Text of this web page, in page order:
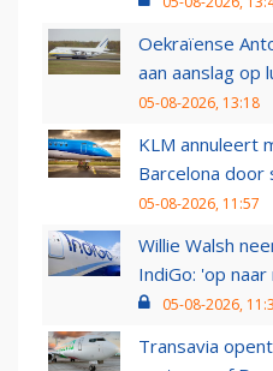
Oekraïense
aan aanslag op
05-08-2026, 13:18
KLM annuleert
Barcelona door
05-08-2026, 11:57
Willie Walsh
IndiGo: 'op
05-08-2026,
Transavia